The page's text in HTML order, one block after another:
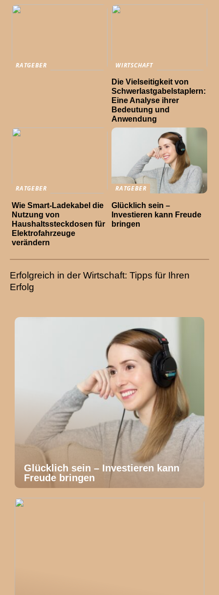
RATGEBER WIRTSCHAFT
Die Vielseitigkeit von
Schwerlastgabelstaplern:
Eine Analyse ihrer
Bedeutung und
Anwendung
RATGEBER
Wie Smart-Ladekabel die
Nutzung von
Haushaltssteckdosen für
Elektrofahrzeuge
verändern
RATGEBER
Glücklich sein –
Investieren kann Freude
bringen
Erfolgreich in der Wirtschaft: Tipps für Ihren
Erfolg
Glücklich sein – Investieren kann
Freude bringen